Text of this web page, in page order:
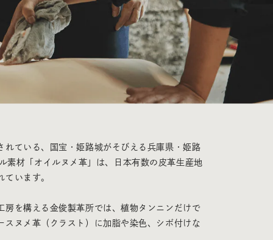
れている、国宝・姫路城がそびえる兵庫県・姫路
素材「オイルヌメ革」は、日本有数の皮革生産地
います。
房を構える金俊製革所では、植物タンニンだけで
スヌメ革（クラスト）に加脂や染色、シボ付けな